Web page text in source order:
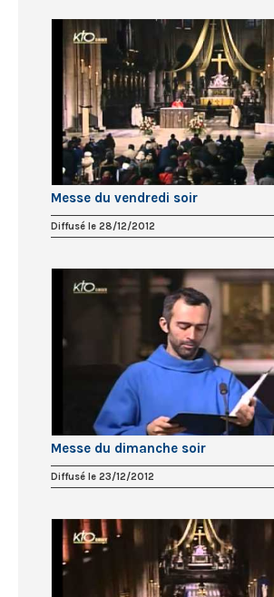
Messe du vendredi soir
Diffusé le 28/12/2012
Messe du dimanche soir
Diffusé le 23/12/2012